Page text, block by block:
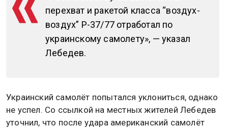
перехват и ракетой класса “воздух-
воздух” Р-37/77 отработал по
украинскому самолету», — указал
Лебедев.
Украинский самолёт попытался уклониться, однако
не успел. Со ссылкой на местных жителей Лебедев
уточнил, что после удара американский самолёт